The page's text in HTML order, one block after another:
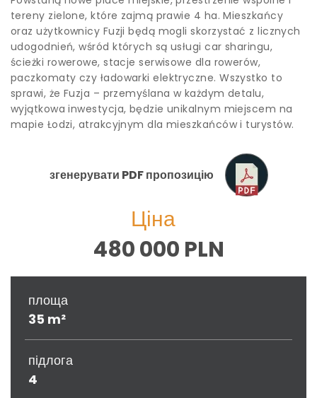
tereny zielone, które zajmą prawie 4 ha. Mieszkańcy
oraz użytkownicy Fuzji będą mogli skorzystać z licznych
udogodnień, wśród których są usługi car sharingu,
ścieżki rowerowe, stacje serwisowe dla rowerów,
paczkomaty czy ładowarki elektryczne. Wszystko to
sprawi, że Fuzja – przemyślana w każdym detalu,
wyjątkowa inwestycja, będzie unikalnym miejscem na
mapie Łodzi, atrakcyjnym dla mieszkańców i turystów.
згенерувати PDF пропозицію
Ціна
480 000 PLN
площа
35 m²
підлога
4